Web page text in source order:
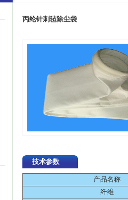
丙纶针刺毡除尘袋
技术参数
产品名称
纤维